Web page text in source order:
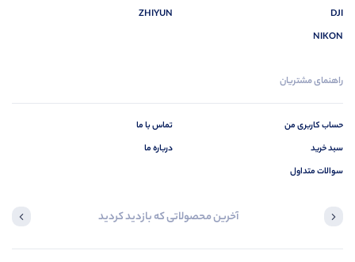
DJI
NIKON
ZHIYUN
راهنمای مشتریان
حساب کاربری من
سبد خرید
سوالات متداول
تماس با ما
درباره ما
آخرین محصولاتی که بازدید کردید